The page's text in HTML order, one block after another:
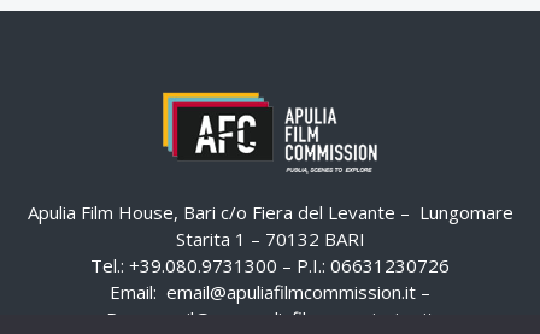
Apulia Film House, Bari c/o Fiera del Levante – Lungomare
Starita 1 – 70132 BARI
Tel.: +39.080.9731300 – P.I.: 06631230726
Email: email@apuliafilmcommission.it –
Pec:
email@pec.apuliafilmcommission.it